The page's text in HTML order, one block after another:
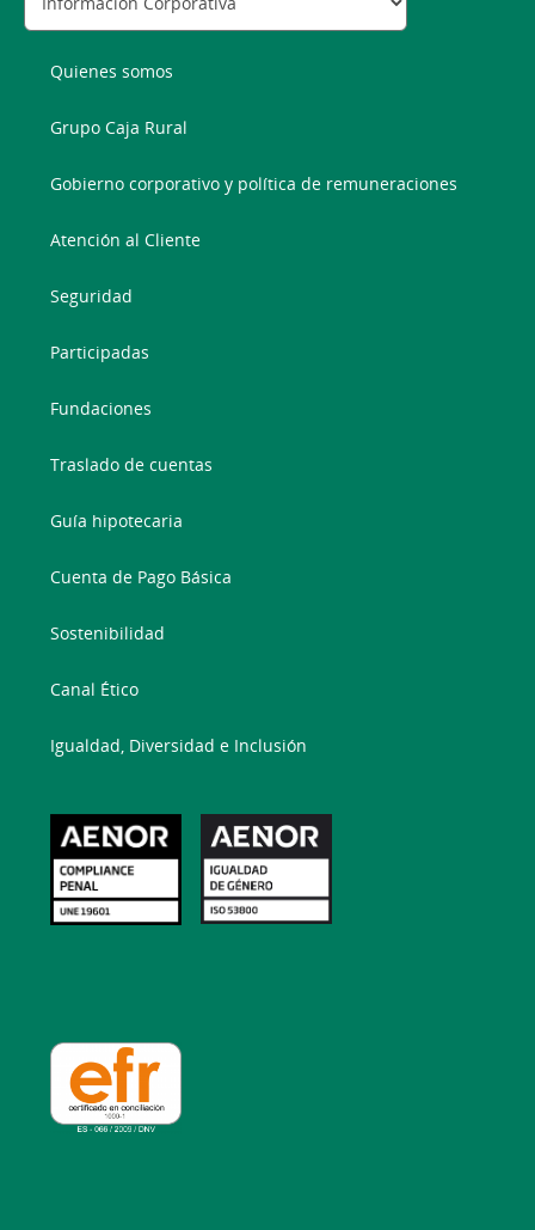
Quienes somos
Grupo Caja Rural
Gobierno corporativo y política de remuneraciones
Atención al Cliente
Seguridad
Participadas
Fundaciones
Traslado de cuentas
Guía hipotecaria
Cuenta de Pago Básica
Sostenibilidad
Canal Ético
Igualdad, Diversidad e Inclusión